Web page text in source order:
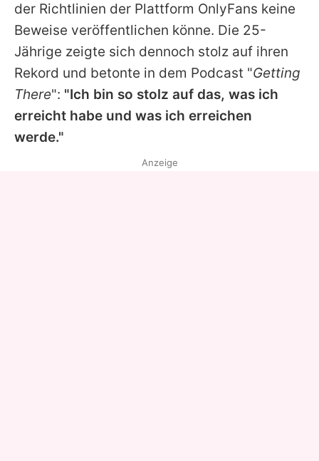
der Richtlinien der Plattform OnlyFans keine
Beweise veröffentlichen könne. Die 25-
Jährige zeigte sich dennoch stolz auf ihren
Rekord und betonte in dem Podcast "Getting
There": "Ich bin so stolz auf das, was ich
erreicht habe und was ich erreichen
werde."
Anzeige